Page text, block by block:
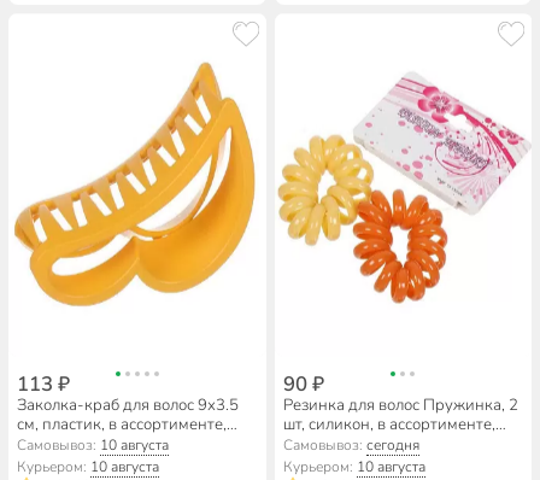
113 ₽
Заколка-краб для волос 9х3.5
см, пластик, в ассортименте,
A110019
Самовывоз: 10 августа
Курьером: 10 августа
90 ₽
Резинка для волос Пружинка, 2
шт, силикон, в ассортименте,
TS55-10
Самовывоз: сегодня
Курьером: 10 августа